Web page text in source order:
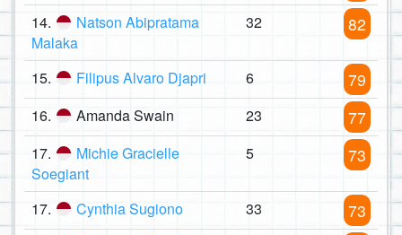
14.
Natson Abipratama
Malaka
32 82
15. Filipus Alvaro Djapri 6 79
16. Amanda Swain 23 77
17.
Michie Gracielle
Soegiant
5 73
17. Cynthia Sugiono 33 73